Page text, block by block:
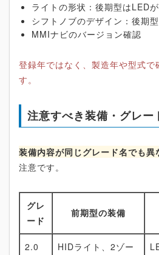
ライトの形状：後期型はLED
シフトノブのデザイン：後期
MMIナビのバージョン確認
登録年ではなく、製造年や型式
す。
注意すべき装備・グレー
装備内容が同じグレード名でも異
注意です。
グレ
ード
前期型の装備
2.0
HIDライト、2ゾー